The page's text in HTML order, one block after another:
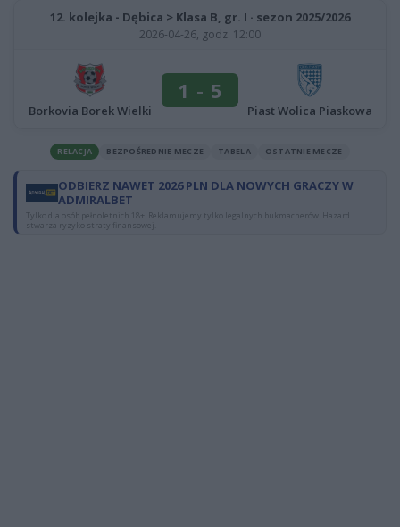
12. kolejka - Dębica > Klasa B, gr. I · sezon 2025/2026
2026-04-26, godz. 12:00
Borkovia Borek Wielki
1 - 5
Piast Wolica Piaskowa
RELACJA BEZPOŚREDNIE MECZE TABELA OSTATNIE MECZE
ODBIERZ NAWET 2026 PLN DLA NOWYCH GRACZY W
ADMIRALBET
Tylko dla osób pełnoletnich 18+. Reklamujemy tylko legalnych bukmacherów. Hazard
stwarza ryzyko straty finansowej.